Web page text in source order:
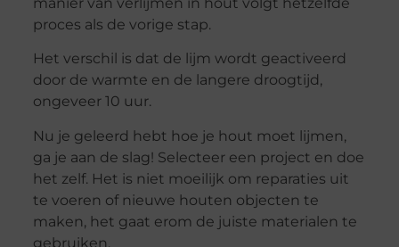
proces als de vorige stap.
Het verschil is dat de lijm wordt geactiveerd
door de warmte en de langere droogtijd,
ongeveer 10 uur.
Nu je geleerd hebt hoe je hout moet lijmen,
ga je aan de slag! Selecteer een project en doe
het zelf. Het is niet moeilijk om reparaties uit
te voeren of nieuwe houten objecten te
maken, het gaat erom de juiste materialen te
gebruiken.